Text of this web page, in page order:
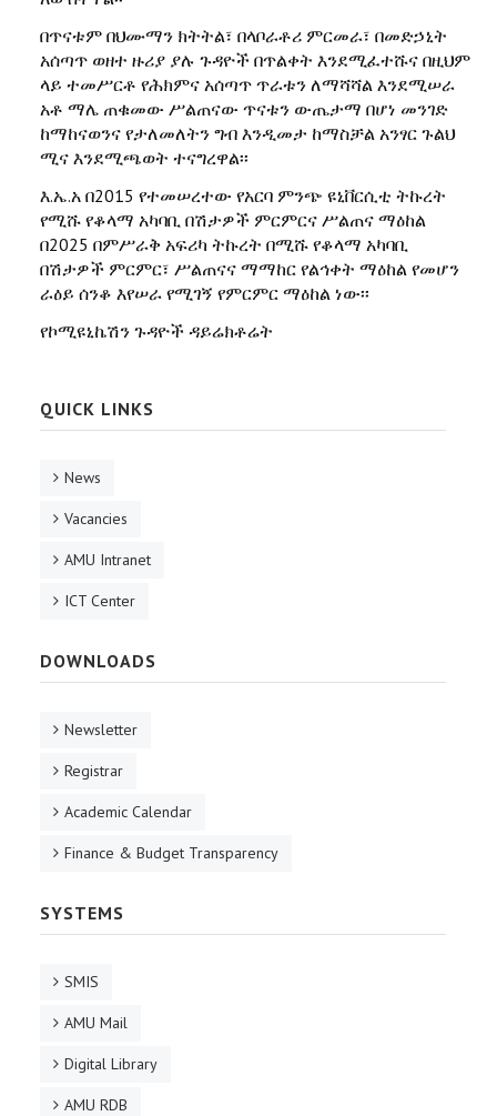
በጥናቱም በህሙማን ክትትል፣ በላቦራቶሪ ምርመራ፣ በመድኃኒት
አሰጣጥ ወዘተ ዙሪያ ያሉ ጉዳዮች በጥልቀት እንደሚፈተሹና በዚህም
ላይ ተመሥርቶ የሕክምና አሰጣጥ ጥራቱን ለማሻሻል እንደሚሠራ
አቶ ማሌ ጠቁመው ሥልጠናው ጥናቱን ውጤታማ በሆነ መንገድ
ከማከናወንና የታለመለትን ግብ እንዲመታ ከማስቻል አንፃር ጉልህ
ሚና እንደሚጫወት ተናግረዋል፡፡
እ.ኤ.አ በ2015 የተመሠረተው የአርባ ምንጭ ዩኒቨርሲቲ ትኩረት
የሚሹ የቆላማ አካባቢ በሽታዎች ምርምርና ሥልጠና ማዕከል
በ2025 በምሥራቅ አፍሪካ ትኩረት በሚሹ የቆላማ አካባቢ
በሽታዎች ምርምር፣ ሥልጠናና ማማከር የልኅቀት ማዕከል የመሆን
ራዕይ ሰንቆ እየሠራ የሚገኝ የምርምር ማዕከል ነው፡፡
የኮሚዩኒኬሽን ጉዳዮች ዳይሬክቶሬት
QUICK LINKS
News
Vacancies
AMU Intranet
ICT Center
DOWNLOADS
Newsletter
Registrar
Academic Calendar
Finance & Budget Transparency
SYSTEMS
SMIS
AMU Mail
Digital Library
AMU RDB